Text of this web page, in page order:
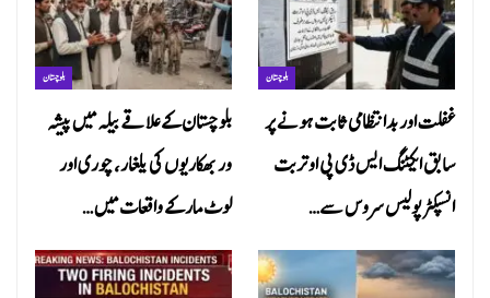
بلوچستان
بلوچستان کے علاقے بیلہ میں پیشہ
ور بھکاریوں کی یلغار، چوری اور
لوٹ مار کے واقعات میں…
بلوچستان
غفلت اور بدانتظامی ثابت ہونے پر
سابق ایکٹنگ ایس ڈی پی او تربت
انسپکٹر پولیس سروس سے…